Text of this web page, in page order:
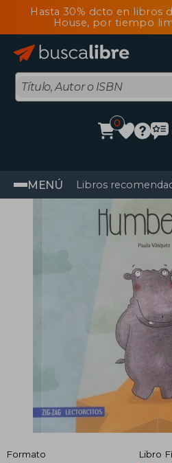
Hasta 30% dcto en libros
House, por tiempo
0
MENÚ Libros
Formato
Libro